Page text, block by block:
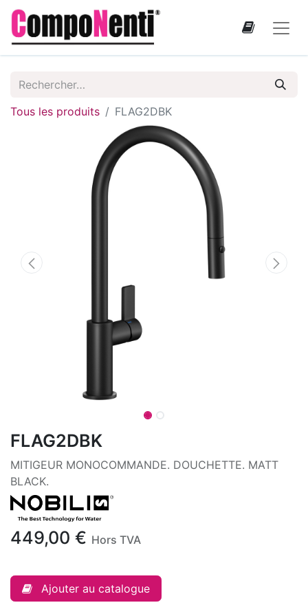
Tous les produits FLAG2DBK
FLAG2DBK
MITIGEUR MONOCOMMANDE. DOUCHETTE. MATT
BLACK.
449,00 € Hors TVA
Ajouter au catalogue